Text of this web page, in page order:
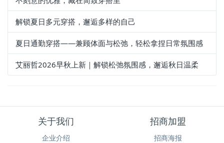
解锁夏日多元穿搭，邂逅多样的自己
夏日通勤穿搭——兼顾体面与松弛，轻松拿捏日常氛围感
艾丽哲2026早秋上新｜解锁松弛氛围感，邂逅秋日温柔
关于我们
企业介绍
招商加盟
招商海报